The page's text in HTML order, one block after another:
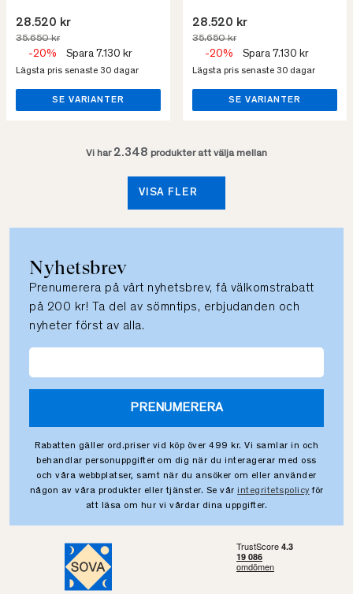
28.520 kr
35.650 kr
-20% Spara 7.130 kr
Lägsta pris senaste 30 dagar
SE VARIANTER
28.520 kr
35.650 kr
-20% Spara 7.130 kr
Lägsta pris senaste 30 dagar
SE VARIANTER
Vi har 2.348 produkter att välja mellan
VISA FLER
Nyhetsbrev
Prenumerera på vårt nyhetsbrev, få välkomstrabatt
på 200 kr! Ta del av sömntips, erbjudanden och
nyheter först av alla.
PRENUMERERA
Rabatten gäller ord.priser vid köp över 499 kr. Vi samlar in och
behandlar personuppgifter om dig när du interagerar med oss
och våra webbplatser, samt när du ansöker om eller använder
någon av våra produkter eller tjänster. Se vår integritetspolicy för
att läsa om hur vi vårdar dina uppgifter.